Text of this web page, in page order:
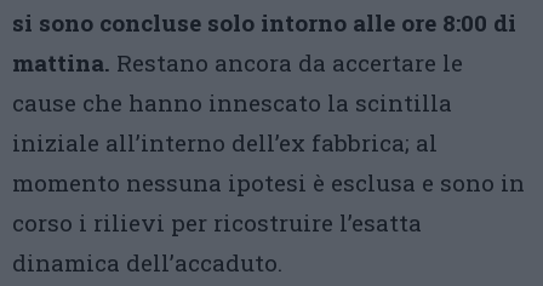
si sono concluse solo intorno alle ore 8:00 di
mattina. Restano ancora da accertare le
cause che hanno innescato la scintilla
iniziale all’interno dell’ex fabbrica; al
momento nessuna ipotesi è esclusa e sono in
corso i rilievi per ricostruire l’esatta
dinamica dell’accaduto.